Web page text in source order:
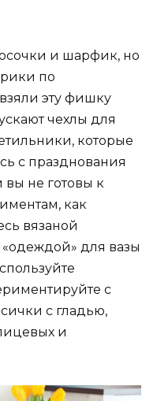
и шарфик, но
по
эту фишку
чехлы для
которые
с празднования
вы не готовы к
как
вязаной
для вазы
с
с гладью,
и